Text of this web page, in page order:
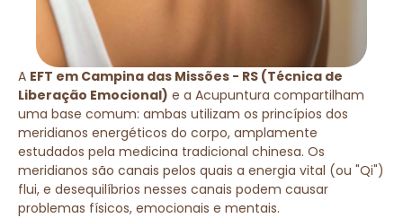
A EFT em Campina das Missões - RS (Técnica de
Liberação Emocional) e a Acupuntura compartilham
uma base comum: ambas utilizam os princípios dos
meridianos energéticos do corpo, amplamente
estudados pela medicina tradicional chinesa. Os
meridianos são canais pelos quais a energia vital (ou "Qi")
flui, e desequilíbrios nesses canais podem causar
problemas físicos, emocionais e mentais.